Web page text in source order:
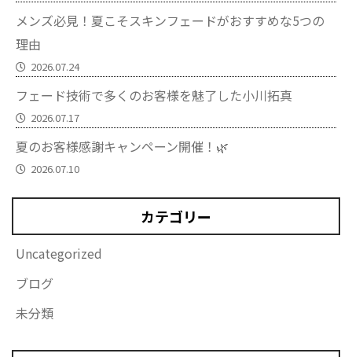
メンズ必見！夏こそスキンフェードがおすすめな5つの
理由
2026.07.24
フェード技術で多くのお客様を魅了した小川拓真
2026.07.17
夏のお客様感謝キャンペーン開催！🌿
2026.07.10
カテゴリー
Uncategorized
ブログ
未分類